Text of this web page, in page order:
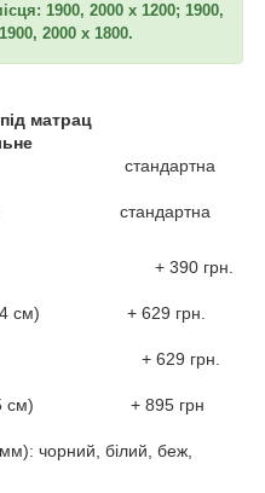
1900, 2000 х 1200; 1900,
2000 х 1800.
під матрац
10 см) стандартна
6х6 см) стандартна
+ 390 грн.
(крок 4 см) + 629 грн.
5 см) + 629 грн.
2,5 см) + 895 грн
чорний, білий, беж,